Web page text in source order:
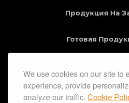
We use cookies on our site to
experience, provide
analyze our traffic. Cookie
Продукция На
Готовая
Информация